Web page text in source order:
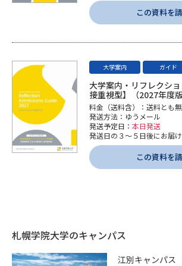
受付内容・発
テレメール
特定商取引表記
テレメール
訂正のご案内
この資料を
大学案内 ガイド
大学案内・リフレクシ
接重視型】（2027年度版
料金（送料含）：送料とも
発送方法：ゆうメール
発送予定日： 本日発送
発送日の３～５日後にお届け
この資料を
札幌学院大学のキャンパス
江別キャンパス